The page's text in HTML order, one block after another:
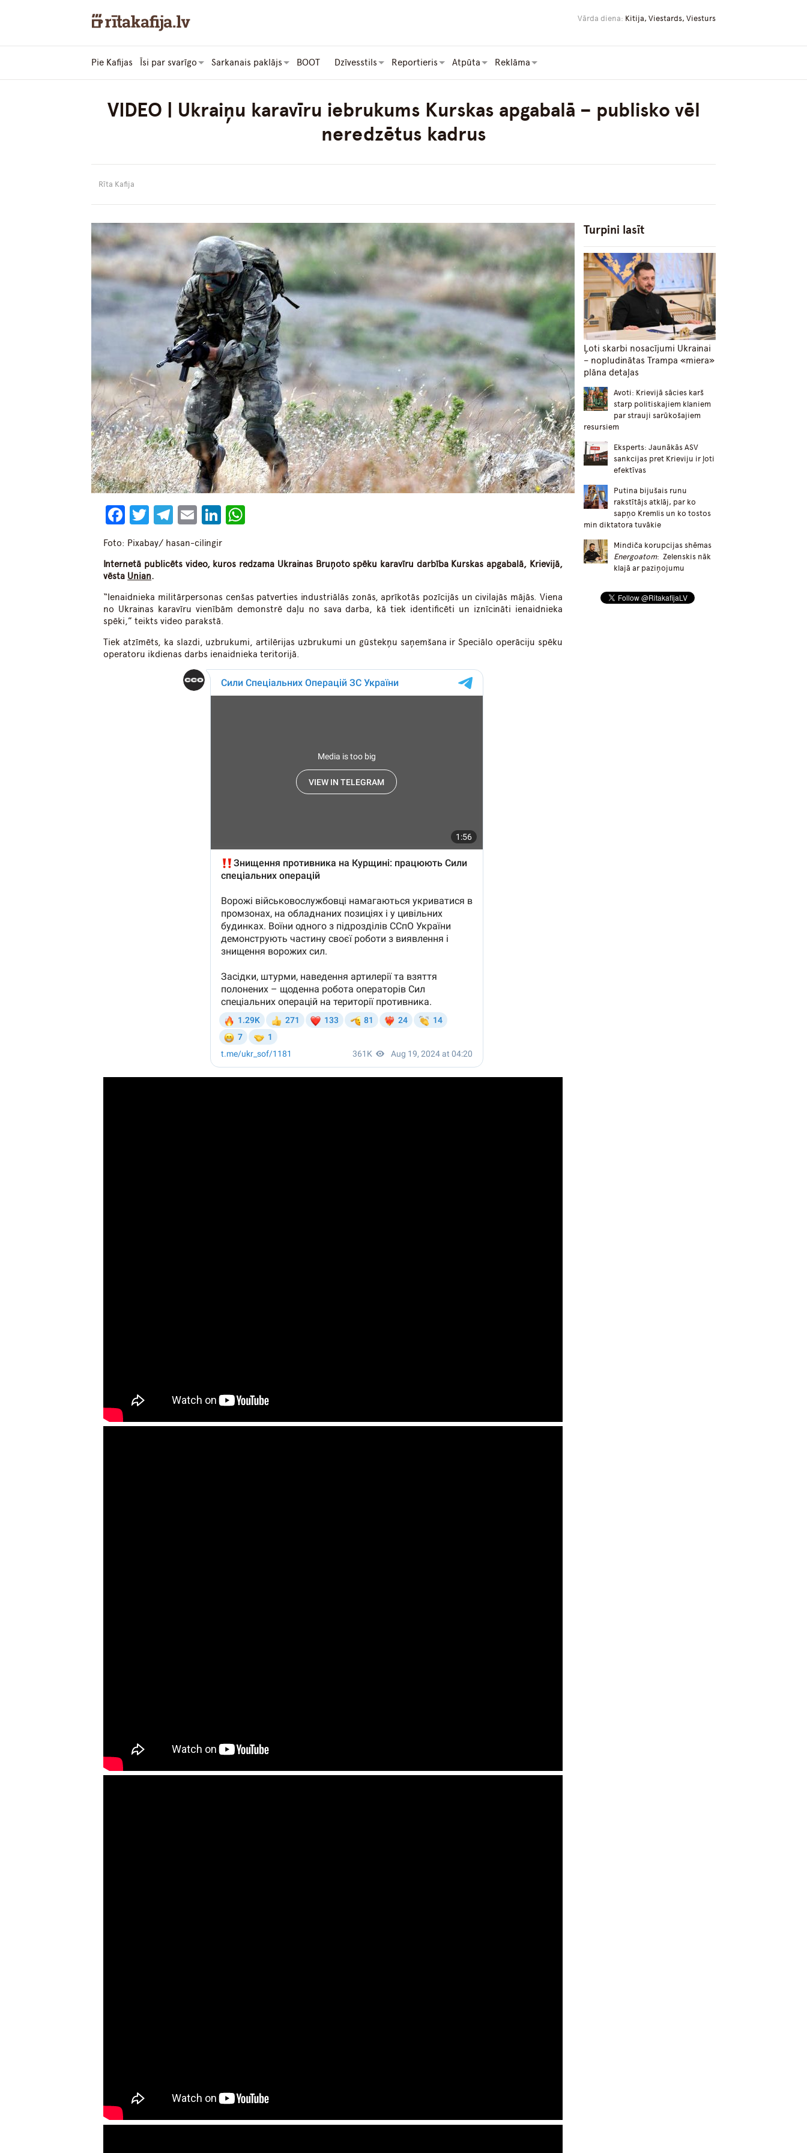
Vārda diena: Kitija, Viestards, Viesturs
Pie Kafijas Īsi par svarīgo Sarkanais paklājs BOOT Dzīvesstils Reportieris Atpūta Reklāma
VIDEO | Ukraiņu karavīru iebrukums Kurskas apgabalā – publisko vēl
neredzētus kadrus
Rīta Kafija
Facebook
Twitter
Telegram
EmailLinkedIn
Foto: Pixabay/ hasan-cilingir
Internetā publicēts video, kuros redzama Ukrainas Bruņoto spēku karavīru darbība Kurskas apgabalā, Krievijā,
vēsta Unian.
“Ienaidnieka militārpersonas cenšas patverties industriālās zonās, aprīkotās pozīcijās un civilajās mājās. Viena
no Ukrainas karavīru vienībām demonstrē daļu no sava darba, kā tiek identificēti un iznīcināti ienaidnieka
spēki,” teikts video parakstā.
Tiek atzīmēts, ka slazdi, uzbrukumi, artilērijas uzbrukumi un gūstekņu saņemšana ir Speciālo operāciju spēku
operatoru ikdienas darbs ienaidnieka teritorijā.
Turpini lasīt
Ļoti skarbi nosacījumi Ukrainai
– nopludinātas Trampa «miera»
plāna detaļas
Avoti: Krievijā sācies karš
starp politiskajiem klaniem
par strauji sarūkošajiem
resursiem
Eksperts: Jaunākās ASV
sankcijas pret Krieviju ir ļoti
efektīvas
Putina bijušais runu
rakstītājs atklāj, par ko
sapņo Kremlis un ko tostos
min diktatora tuvākie
Mindiča korupcijas shēmas
Energoatom: Zelenskis nāk
klajā ar paziņojumu